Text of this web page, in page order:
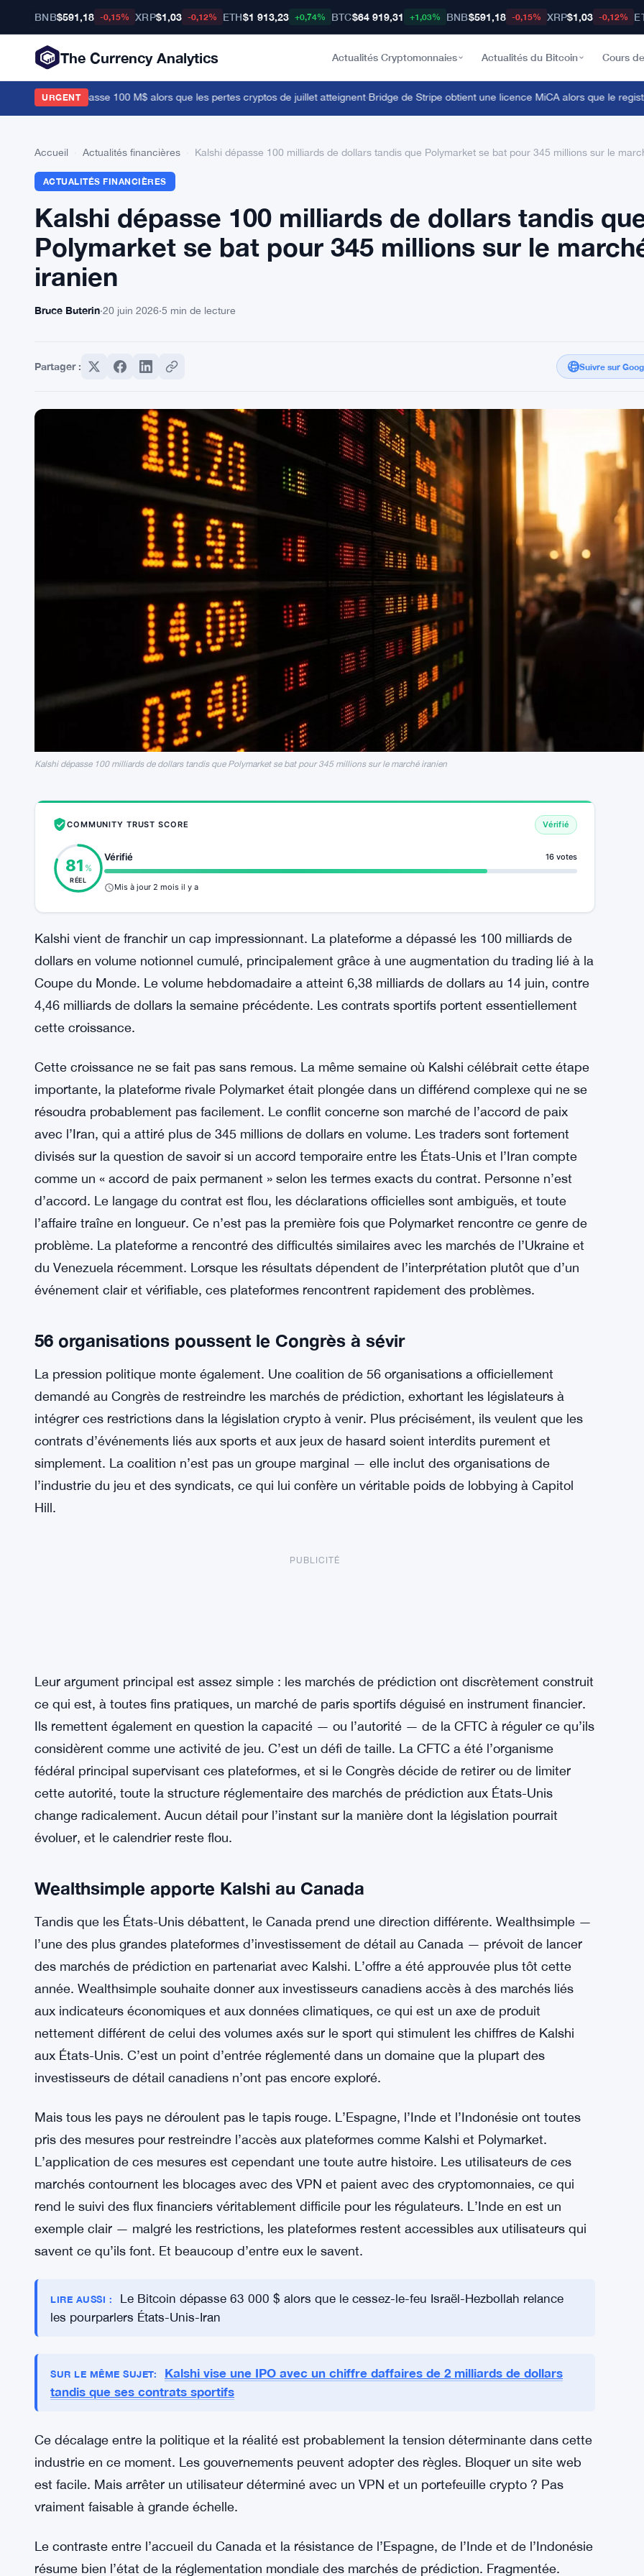
BNB$591,18 -0,15% XRP$1,03 -0,12% ETH$1 913,23 +0,74% BTC$64 919,31 +1,03% BNB$591,18 -0,15% XRP$1,03 -0,12%
The Currency Analytics Actualités Cryptomonnaies Actualités du Bitcoin Cours
URGENT
Coldcard dépasse 100 M$ alors que les pertes cryptos de juillet atteignent·Bridge de Stripe obtient une licence MiCA alors que le
Accueil Actualités financières Kalshi dépasse 100 milliards de dollars tandis que Polymarket se bat pour 345 millions sur le
ACTUALITÉS FINANCIÈRES
Kalshi dépasse 100 milliards de dollars tandis
Polymarket se bat pour 345 millions sur le
iranien
Bruce Buterin·20 juin 2026·5 min de lecture
Partager : Suivre sur
Kalshi dépasse 100 milliards de dollars tandis que Polymarket se bat pour 345 millions sur le marché iranien
COMMUNITY TRUST SCORE Vérifié
81 %
RÉEL
Vérifié 16 votes
Mis à jour 2 mois il y a
Kalshi vient de franchir un cap impressionnant. La plateforme a dépassé les 100 milliards de
dollars en volume notionnel cumulé, principalement grâce à une augmentation du trading lié à la
Coupe du Monde. Le volume hebdomadaire a atteint 6,38 milliards de dollars au 14 juin, contre
4,46 milliards de dollars la semaine précédente. Les contrats sportifs portent essentiellement
cette croissance.
Cette croissance ne se fait pas sans remous. La même semaine où Kalshi célébrait cette étape
importante, la plateforme rivale Polymarket était plongée dans un différend complexe qui ne se
résoudra probablement pas facilement. Le conflit concerne son marché de l’accord de paix
avec l’Iran, qui a attiré plus de 345 millions de dollars en volume. Les traders sont fortement
divisés sur la question de savoir si un accord temporaire entre les États-Unis et l’Iran compte
comme un « accord de paix permanent » selon les termes exacts du contrat. Personne n’est
d’accord. Le langage du contrat est flou, les déclarations officielles sont ambiguës, et toute
l’affaire traîne en longueur. Ce n’est pas la première fois que Polymarket rencontre ce genre de
problème. La plateforme a rencontré des difficultés similaires avec les marchés de l’Ukraine et
du Venezuela récemment. Lorsque les résultats dépendent de l’interprétation plutôt que d’un
événement clair et vérifiable, ces plateformes rencontrent rapidement des problèmes.
56 organisations poussent le Congrès à sévir
La pression politique monte également. Une coalition de 56 organisations a officiellement
demandé au Congrès de restreindre les marchés de prédiction, exhortant les législateurs à
intégrer ces restrictions dans la législation crypto à venir. Plus précisément, ils veulent que les
contrats d’événements liés aux sports et aux jeux de hasard soient interdits purement et
simplement. La coalition n’est pas un groupe marginal — elle inclut des organisations de
l’industrie du jeu et des syndicats, ce qui lui confère un véritable poids de lobbying à Capitol
Hill.
PUBLICITÉ
Leur argument principal est assez simple : les marchés de prédiction ont discrètement construit
considèrent comme une activité de jeu. C’est un défi de taille. La CFTC a été l’organisme
fédéral principal supervisant ces plateformes, et si le Congrès décide de retirer ou de limiter
cette autorité, toute la structure réglementaire des marchés de prédiction aux États-Unis
change radicalement. Aucun détail pour l’instant sur la manière dont la législation pourrait
évoluer, et le calendrier reste flou.
Wealthsimple apporte Kalshi au Canada
Tandis que les États-Unis débattent, le Canada prend une direction différente. Wealthsimple —
des marchés de prédiction en partenariat avec Kalshi. L’offre a été approuvée plus tôt cette
année. Wealthsimple souhaite donner aux investisseurs canadiens accès à des marchés liés
aux indicateurs économiques et aux données climatiques, ce qui est un axe de produit
nettement différent de celui des volumes axés sur le sport qui stimulent les chiffres de Kalshi
aux États-Unis. C’est un point d’entrée réglementé dans un domaine que la plupart des
investisseurs de détail canadiens n’ont pas encore exploré.
pris des mesures pour restreindre l’accès aux plateformes comme Kalshi et Polymarket.
L’application de ces mesures est cependant une toute autre histoire. Les utilisateurs de ces
marchés contournent les blocages avec des VPN et paient avec des cryptomonnaies, ce qui
rend le suivi des flux financiers véritablement difficile pour les régulateurs. L’Inde en est un
exemple clair — malgré les restrictions, les plateformes restent accessibles aux utilisateurs qui
savent ce qu’ils font. Et beaucoup d’entre eux le savent.
Le Bitcoin dépasse 63 000 $ alors que le cessez-le-feu Israël-Hezbollah relance
les pourparlers États-Unis-Iran
tandis que ses contrats sportifs